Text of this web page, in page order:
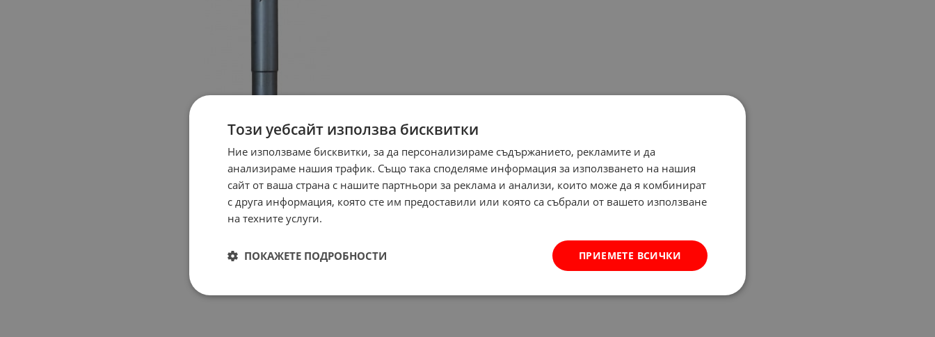
Този уебсайт използва бисквитки
Ние използваме бисквитки, за да персонализираме съдържанието, рекламите и да
анализираме нашия трафик. Също така споделяме информация за използването на нашия
сайт от ваша страна с нашите партньори за реклама и анализи, които може да я комбинират
с друга информация, която сте им предоставили или която са събрали от вашето използване
на техните услуги.
ПРИЕМЕТЕ ВСИЧКИ
ПОКАЖЕТЕ ПОДРОБНОСТИ